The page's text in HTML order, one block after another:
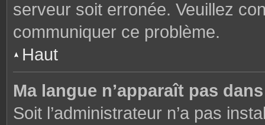
serveur soit erronée. Veuillez
communiquer ce problème.
Haut
Ma langue n’apparaît pas
Soit l’administrateur n’a pas